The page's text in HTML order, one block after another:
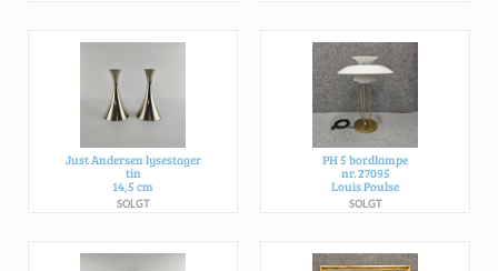
Just Andersen lysestager
tin
14,5 cm
SOLGT
PH 5 bordlampe
nr. 27095
Louis Poulse
SOLGT